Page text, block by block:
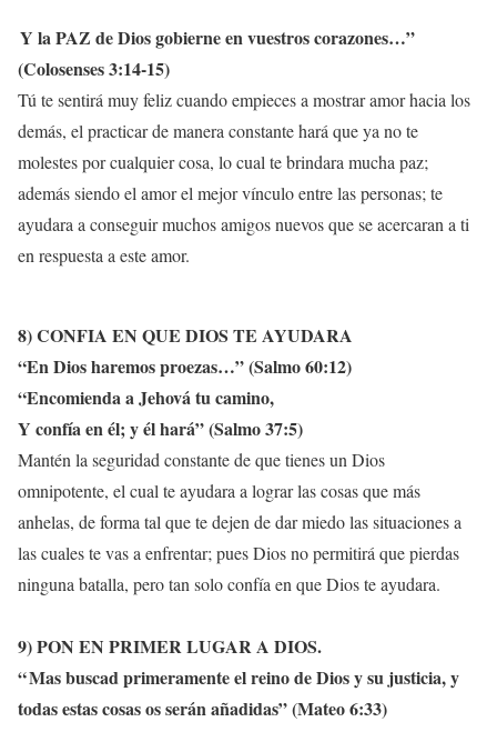
Y la PAZ de Dios gobierne en vuestros corazones…”
(Colosenses 3:14-15)
Tú te sentirá muy feliz cuando empieces a mostrar amor hacia los
demás, el practicar de manera constante hará que ya no te
molestes por cualquier cosa, lo cual te brindara mucha paz;
además siendo el amor el mejor vínculo entre las personas; te
ayudara a conseguir muchos amigos nuevos que se acercaran a ti
en respuesta a este amor.
8) CONFIA EN QUE DIOS TE AYUDARA
“En Dios haremos proezas…” (Salmo 60:12)
“Encomienda a Jehová tu camino,
Y confía en él; y él hará” (Salmo 37:5)
Mantén la seguridad constante de que tienes un Dios
omnipotente, el cual te ayudara a lograr las cosas que más
anhelas, de forma tal que te dejen de dar miedo las situaciones a
las cuales te vas a enfrentar; pues Dios no permitirá que pierdas
ninguna batalla, pero tan solo confía en que Dios te ayudara.
9) PON EN PRIMER LUGAR A DIOS.
“Mas buscad primeramente el reino de Dios y su justicia, y
todas estas cosas os serán añadidas” (Mateo 6:33)